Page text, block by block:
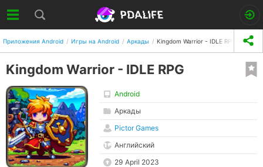
Приложения Android Игры на Android Аркады Kingdom Warrior - IDLE RPG
Kingdom Warrior - IDLE RPG
Android
Аркады
Pictor Games
Английский
29 April 2023